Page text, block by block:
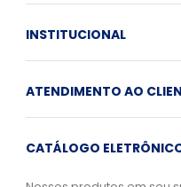
INSTITUCIONAL
ATENDIMENTO AO
CATÁLOGO